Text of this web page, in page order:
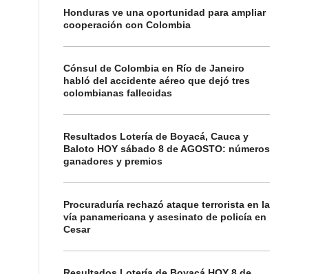
Honduras ve una oportunidad para ampliar
cooperación con Colombia
Cónsul de Colombia en Río de Janeiro
habló del accidente aéreo que dejó tres
colombianas fallecidas
Resultados Lotería de Boyacá, Cauca y
Baloto HOY sábado 8 de AGOSTO: números
ganadores y premios
Procuraduría rechazó ataque terrorista en la
vía panamericana y asesinato de policía en
Cesar